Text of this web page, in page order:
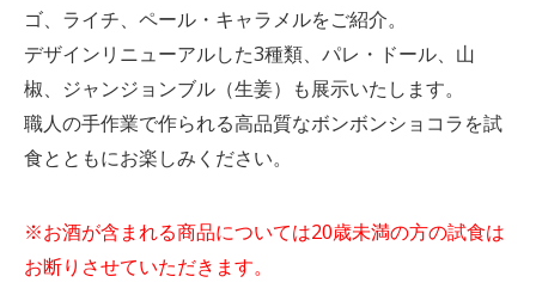
ゴ、ライチ、ペール・キャラメルをご紹介。
デザインリニューアルした3種類、パレ・ドール、山
椒、ジャンジョンブル（生姜）も展示いたします。
職人の手作業で作られる高品質なボンボンショコラを試
食とともにお楽しみください。
※お酒が含まれる商品については20歳未満の方の試食は
お断りさせていただきます。